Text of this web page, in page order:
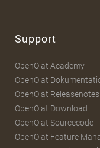
Support
OpenOlat Academy
OpenOlat
OpenOlat Releasenotes
OpenOlat Download
OpenOlat Sourcecode
OpenOlat Feature